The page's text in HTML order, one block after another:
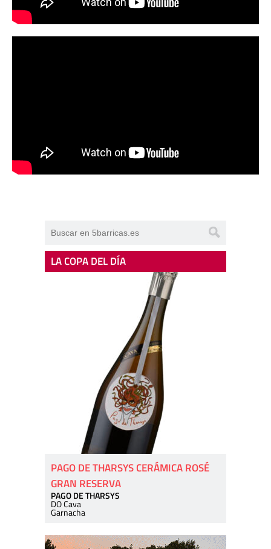
LA COPA DEL DÍA
PAGO DE THARSYS CERÁMICA ROSÉ
GRAN RESERVA
PAGO DE THARSYS
DO Cava
Garnacha